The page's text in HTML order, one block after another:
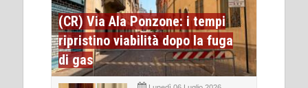
(CR) Via Ala Ponzone: i tempi
ripristino viabilità dopo la fuga
di gas